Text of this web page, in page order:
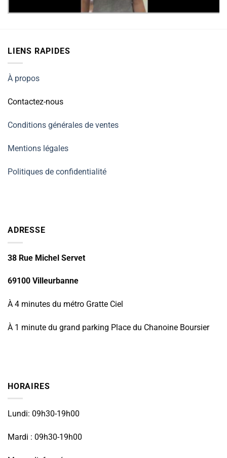
LIENS RAPIDES
À propos
Contactez-nous
Conditions générales de ventes
Mentions légales
Politiques de confidentialité
ADRESSE
38 Rue Michel Servet
69100 Villeurbanne
À 4 minutes du métro Gratte Ciel
À 1 minute du grand parking Place du Chanoine Boursier
HORAIRES
Lundi: 09h30-19h00
Mardi : 09h30-19h00